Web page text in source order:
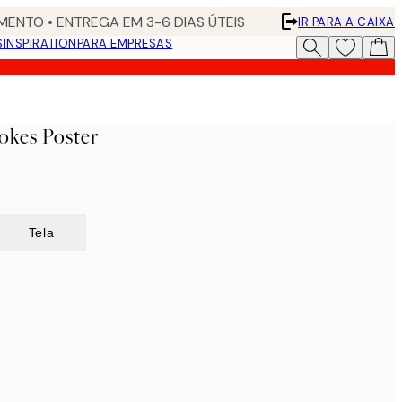
• ENTREGA EM 3-6 DIAS ÚTEIS
IR PARA A CAIXA
INSPIRATIONPARA EMPRESAS
Poster
Tela